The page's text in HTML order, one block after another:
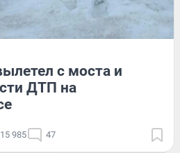
с моста и
ДТП на
15 985 47